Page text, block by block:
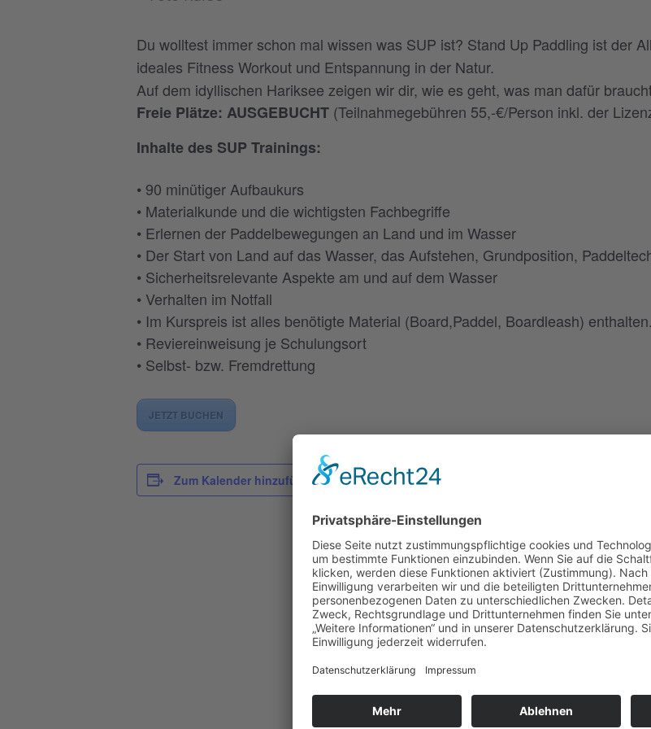
Du wolltest immer schon mal wissen was SUP ist? Stand Up Paddling ist der
ideales Fitness Workout und Entspannung in der Natur.
Auf dem idyllischen Hariksee zeigen wir dir, wie es geht, was man dafür
Freie Plätze: AUSGEBUCHT (Teilnahmegebühren 55,-€/Person inkl. der
Inhalte des SUP Trainings:
• 90 minütiger Aufbaukurs
• Materialkunde und die wichtigsten Fachbegriffe
• Erlernen der Paddelbewegungen an Land und im Wasser
• Der Start von Land auf das Wasser, das Aufstehen, Grundposition,
• Sicherheitsrelevante Aspekte am und auf dem Wasser
• Verhalten im Notfall
• Im Kurspreis ist alles benötigte Material (Board,Paddel, Boardleash) enthalten.
• Reviereinweisung je Schulungsort
• Selbst- bzw. Fremdrettung
JETZT BUCHEN
Zum Kalender hinzufügen
DETAILS
2. August 2025
Zeit:
14:00 - 15:30
Eintritt:
55 €
Veranstaltungskategorie
n:
Kids-Kurs,